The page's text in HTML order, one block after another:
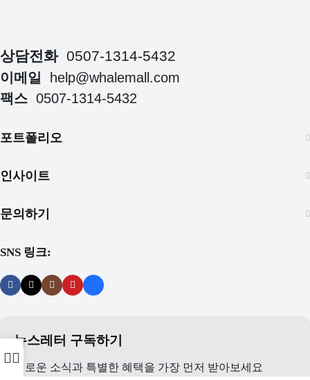
상담전화 0507-1314-5432
이메일
help@whalemall.com
팩스 0507-1314-5432
포트폴리오
인사이트
문의하기
SNS 링크:
뉴스레터 구독하기
새로운 소식과 특별한 혜택을 가장 먼저 받아보세요